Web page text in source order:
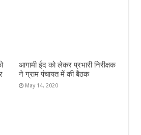
आगामी ईद को लेकर प्रभारी निरीक्षक
ने ग्राम पंचायत में की बैठक
May 14, 2020